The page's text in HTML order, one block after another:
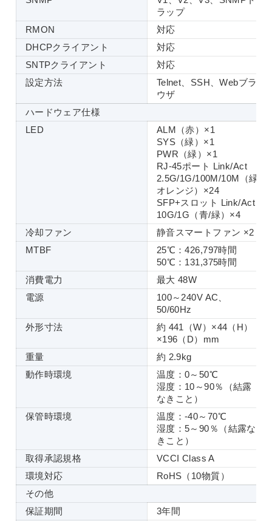
ラップ
RMON
対応
DHCPクライアント
対応
SNTPクライアント
対応
設定方法
Telnet、SSH、Webブラ
ウザ
ハードウェア仕様
LED
ALM（赤）×1
SYS（緑）×1
PWR（緑）×1
RJ-45ポート Link/Act
2.5G/1G/100M/10M（緑/
オレンジ）×24
SFP+スロット Link/Act
10G/1G（青/緑）×4
冷却ファン
静音スマートファン ×2
MTBF
25℃：426,797時間
50℃：131,375時間
消費電力
最大 48W
電源
100～240V AC、
50/60Hz
外形寸法
約 441（W）×44（H）
×196（D）mm
重量
約 2.9kg
動作時環境
温度：0～50℃
湿度：10～90％（結露
なきこと）
保管時環境
温度：-40～70℃
湿度：5～90％（結露な
きこと）
取得承認規格
VCCI Class A
環境対応
RoHS（10物質）
その他
保証期間
3年間